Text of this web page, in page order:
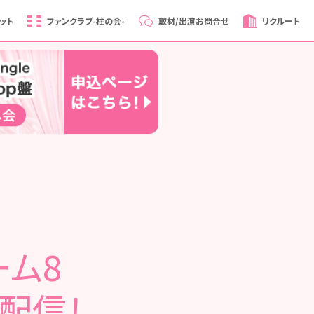
ト ファンクラブ-柱の会- 取材/出演お問合せ リクルート
ム8